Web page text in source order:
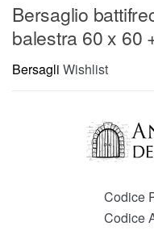
Bersaglio
balestra 60 x 60
Bersagli Wishlist
Codice
Codice